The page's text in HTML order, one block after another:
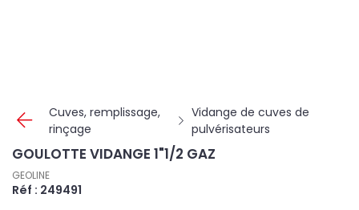
Cuves, remplissage,
rinçage
Vidange de cuves de
pulvérisateurs
GOULOTTE VIDANGE 1"1/2 GAZ
GEOLINE
Réf : 249491